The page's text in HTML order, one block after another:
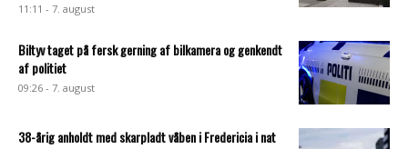
11:11 - 7. august
Biltyv taget på fersk gerning af bilkamera og genkendt
af politiet
09:26 - 7. august
38-årig anholdt med skarpladt våben i Fredericia i nat